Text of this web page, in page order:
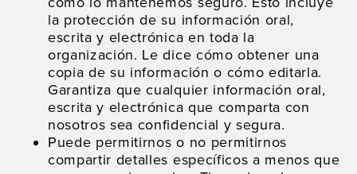
la protección de su información oral,
escrita y electrónica en toda la
organización. Le dice cómo obtener una
copia de su información o cómo editarla.
Garantiza que cualquier información oral,
escrita y electrónica que comparta con
nosotros sea confidencial y segura.
Puede permitirnos o no permitirnos
compartir detalles específicos a menos que